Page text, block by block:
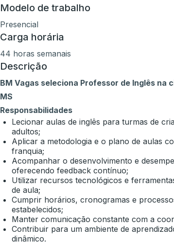
Modelo de trabalho
Presencial
Carga horária
44 horas semanais
Descrição
BM Vagas seleciona Professor de Inglês na
MS
Responsabilidades
Lecionar aulas de inglês para turmas de
adultos;
Aplicar a metodologia e o plano de aulas
franquia;
Acompanhar o desenvolvimento e
oferecendo feedback contínuo;
Utilizar recursos tecnológicos e
de aula;
Cumprir horários, cronogramas e
estabelecidos;
Manter comunicação constante com a
Contribuir para um ambiente de
dinâmico.